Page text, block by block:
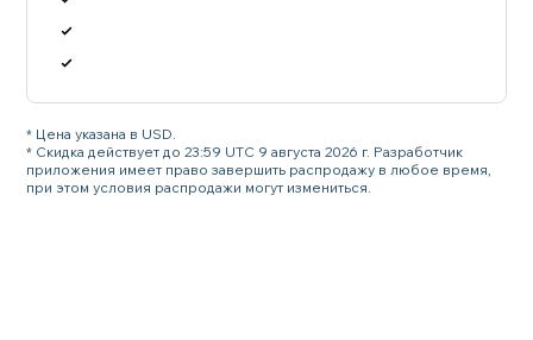
* Цена указана в USD.
* Скидка действует до 23:59 UTC 9 августа 2026 г. Разработчик
приложения имеет право завершить распродажу в любое время,
при этом условия распродажи могут измениться.